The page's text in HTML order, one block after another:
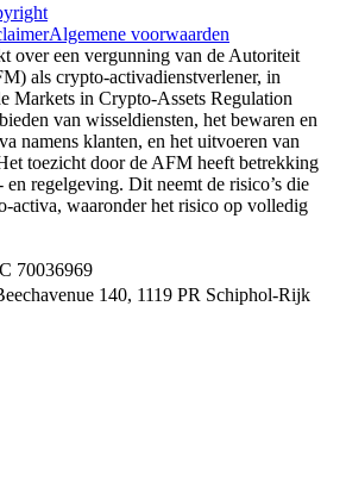
Algemene voorwaarden
over een vergunning van de Autoriteit
als crypto-activadienstverlener, in
Markets in Crypto-Assets Regulation
van wisseldiensten, het bewaren en
namens klanten, en het uitvoeren van
toezicht door de AFM heeft betrekking
regelgeving. Dit neemt de risico’s die
activa, waaronder het risico op volledig
70036969
140, 1119 PR Schiphol-Rijk